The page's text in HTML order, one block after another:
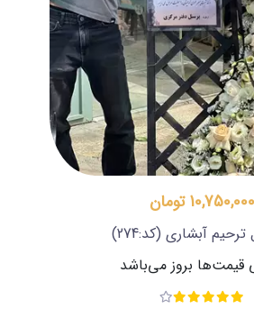
10,750,000 تومان
ترحیم آبشاری (کد:274)
قیمت‌ها بروز می‌باشد